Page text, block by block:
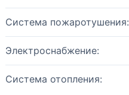
Система пожаротушения:
Электроснабжение:
Система отопления: